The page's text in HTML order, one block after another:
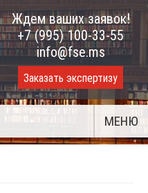
Ждем ваших заявок!
+7 (995) 100-33-55
info@fse.ms
Заказать экспертизу
МЕНЮ